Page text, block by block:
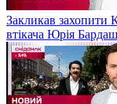
Закликав захопити
втікача Юрія